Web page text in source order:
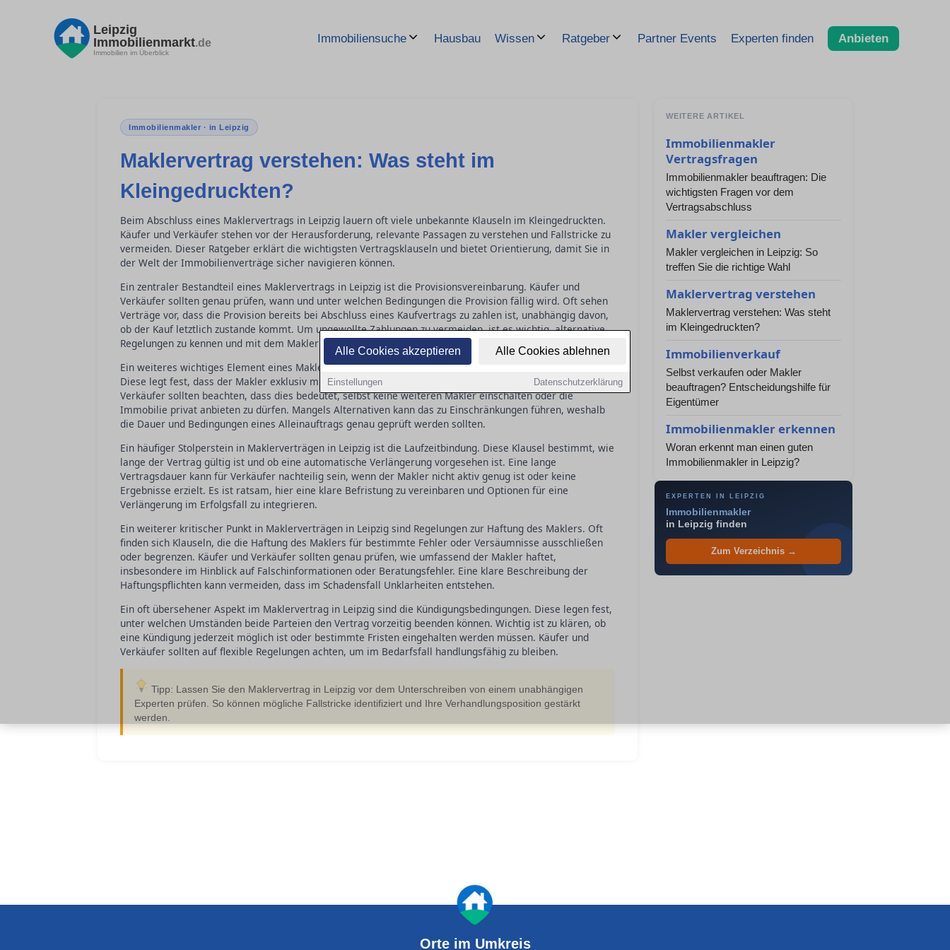
Alle Cookies akzeptieren Alle Cookies ablehnen
Einstellungen Datenschutzerklärung
Leipzig
Immobilienmarkt.de
Immobilien im Überblick
Immobiliensuche Hausbau Wissen Ratgeber Partner Events Experten finden Anbieten
Immobilienmakler · in Leipzig
Maklervertrag verstehen: Was steht im
Kleingedruckten?
Beim Abschluss eines Maklervertrags in Leipzig lauern oft viele unbekannte Klauseln im Kleingedruckten.
Käufer und Verkäufer stehen vor der Herausforderung, relevante Passagen zu verstehen und Fallstricke zu
vermeiden. Dieser Ratgeber erklärt die wichtigsten Vertragsklauseln und bietet Orientierung, damit Sie in
der Welt der Immobilienverträge sicher navigieren können.
Ein zentraler Bestandteil eines Maklervertrags in Leipzig ist die Provisionsvereinbarung. Käufer und
Verkäufer sollten genau prüfen, wann und unter welchen Bedingungen die Provision fällig wird. Oft sehen
Verträge vor, dass die Provision bereits bei Abschluss eines Kaufvertrags zu zahlen ist, unabhängig davon,
ob der Kauf letztlich zustande kommt. Um ungewollte Zahlungen zu vermeiden, ist es wichtig, alternative
Regelungen zu kennen und mit dem Makler zu verhandeln.
Ein weiteres wichtiges Element eines Maklervertrags in Leipzig ist die sogenannte Alleinauftrag-Klausel.
Diese legt fest, dass der Makler exklusiv mit der Vermarktung der Immobilie beauftragt wird. Käufer und
Verkäufer sollten beachten, dass dies bedeutet, selbst keine weiteren Makler einschalten oder die
Immobilie privat anbieten zu dürfen. Mangels Alternativen kann das zu Einschränkungen führen, weshalb
die Dauer und Bedingungen eines Alleinauftrags genau geprüft werden sollten.
Ein häufiger Stolperstein in Maklerverträgen in Leipzig ist die Laufzeitbindung. Diese Klausel bestimmt, wie
lange der Vertrag gültig ist und ob eine automatische Verlängerung vorgesehen ist. Eine lange
Vertragsdauer kann für Verkäufer nachteilig sein, wenn der Makler nicht aktiv genug ist oder keine
Ergebnisse erzielt. Es ist ratsam, hier eine klare Befristung zu vereinbaren und Optionen für eine
Verlängerung im Erfolgsfall zu integrieren.
Ein weiterer kritischer Punkt in Maklerverträgen in Leipzig sind Regelungen zur Haftung des Maklers. Oft
finden sich Klauseln, die die Haftung des Maklers für bestimmte Fehler oder Versäumnisse ausschließen
oder begrenzen. Käufer und Verkäufer sollten genau prüfen, wie umfassend der Makler haftet,
insbesondere im Hinblick auf Falschinformationen oder Beratungsfehler. Eine klare Beschreibung der
Haftungspflichten kann vermeiden, dass im Schadensfall Unklarheiten entstehen.
Ein oft übersehener Aspekt im Maklervertrag in Leipzig sind die Kündigungsbedingungen. Diese legen fest,
unter welchen Umständen beide Parteien den Vertrag vorzeitig beenden können. Wichtig ist zu klären, ob
eine Kündigung jederzeit möglich ist oder bestimmte Fristen eingehalten werden müssen. Käufer und
Verkäufer sollten auf flexible Regelungen achten, um im Bedarfsfall handlungsfähig zu bleiben.
Tipp: Lassen Sie den Maklervertrag in Leipzig vor dem Unterschreiben von einem unabhängigen
Experten prüfen. So können mögliche Fallstricke identifiziert und Ihre Verhandlungsposition gestärkt
werden.
WEITERE ARTIKEL
Immobilienmakler
Vertragsfragen
Immobilienmakler beauftragen: Die
wichtigsten Fragen vor dem
Vertragsabschluss
Makler vergleichen
Makler vergleichen in Leipzig: So
treffen Sie die richtige Wahl
Maklervertrag verstehen
Maklervertrag verstehen: Was steht
im Kleingedruckten?
Immobilienverkauf
Selbst verkaufen oder Makler
beauftragen? Entscheidungshilfe für
Eigentümer
Immobilienmakler erkennen
Woran erkennt man einen guten
Immobilienmakler in Leipzig?
EXPERTEN IN LEIPZIG
Immobilienmakler
in Leipzig finden
Zum Verzeichnis →
Orte im Umkreis